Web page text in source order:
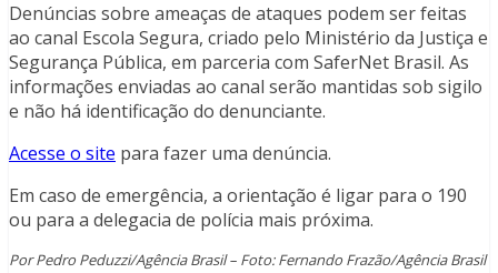
Denúncias sobre ameaças de ataques podem ser feitas
ao canal Escola Segura, criado pelo Ministério da Justiça e
Segurança Pública, em parceria com SaferNet Brasil. As
informações enviadas ao canal serão mantidas sob sigilo
e não há identificação do denunciante.
Acesse o site para fazer uma denúncia.
Em caso de emergência, a orientação é ligar para o 190
ou para a delegacia de polícia mais próxima.
Por Pedro Peduzzi/Agência Brasil – Foto: Fernando Frazão/Agência Brasil